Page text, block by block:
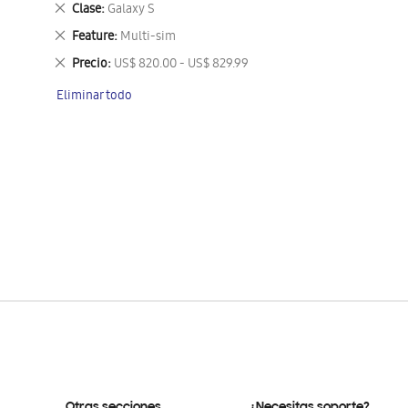
Clase Galaxy S
Eliminar
este
artículo
Feature Multi-sim
Eliminar
este
artículo
Precio US$ 820.00 - US$ 829.99
Eliminar
artículo
Eliminar todo